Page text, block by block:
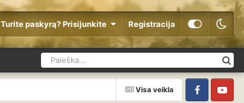
Turite paskyrą? Prisijunkite Registracija
Visa veikla
FacebookYouTube